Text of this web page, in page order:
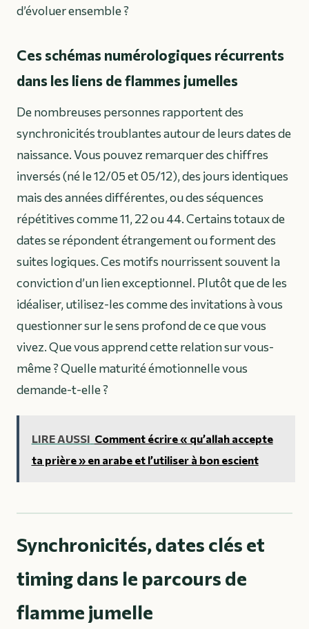
d’évoluer ensemble ?
Ces schémas numérologiques récurrents
dans les liens de flammes jumelles
De nombreuses personnes rapportent des
synchronicités troublantes autour de leurs dates de
naissance. Vous pouvez remarquer des chiffres
inversés (né le 12/05 et 05/12), des jours identiques
mais des années différentes, ou des séquences
répétitives comme 11, 22 ou 44. Certains totaux de
dates se répondent étrangement ou forment des
suites logiques. Ces motifs nourrissent souvent la
conviction d’un lien exceptionnel. Plutôt que de les
idéaliser, utilisez-les comme des invitations à vous
questionner sur le sens profond de ce que vous
vivez. Que vous apprend cette relation sur vous-
même ? Quelle maturité émotionnelle vous
demande-t-elle ?
LIRE AUSSI Comment écrire « qu’allah accepte
ta prière » en arabe et l’utiliser à bon escient
Synchronicités, dates clés et
timing dans le parcours de
flamme jumelle